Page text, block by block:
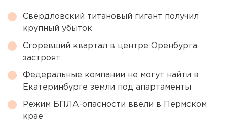
Свердловский титановый гигант получил
крупный убыток
Сгоревший квартал в центре Оренбурга
застроят
Федеральные компании не могут найти в
Екатеринбурге земли под апартаменты
Режим БПЛА-опасности ввели в Пермском
крае